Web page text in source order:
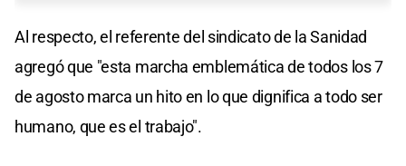
Al respecto, el referente del sindicato de la Sanidad
agregó que "esta marcha emblemática de todos los 7
de agosto marca un hito en lo que dignifica a todo ser
humano, que es el trabajo".